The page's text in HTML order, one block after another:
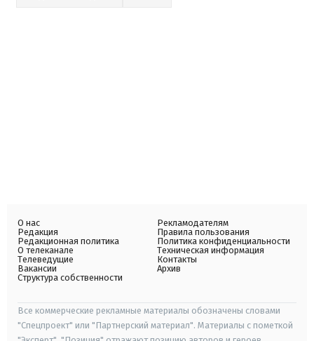
О нас
Редакция
Редакционная политика
О телеканале
Телеведущие
Вакансии
Структура собственности
Рекламодателям
Правила пользования
Политика конфиденциальности
Техническая информация
Контакты
Архив
Все коммерческие рекламные материалы обозначены словами
"Спецпроект" или "Партнерский материал". Материалы с пометкой